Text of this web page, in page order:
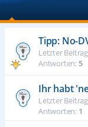
Tipp: No-
Letzter
Antworten:5
Ihr habt
Letzter
Antworten: 1